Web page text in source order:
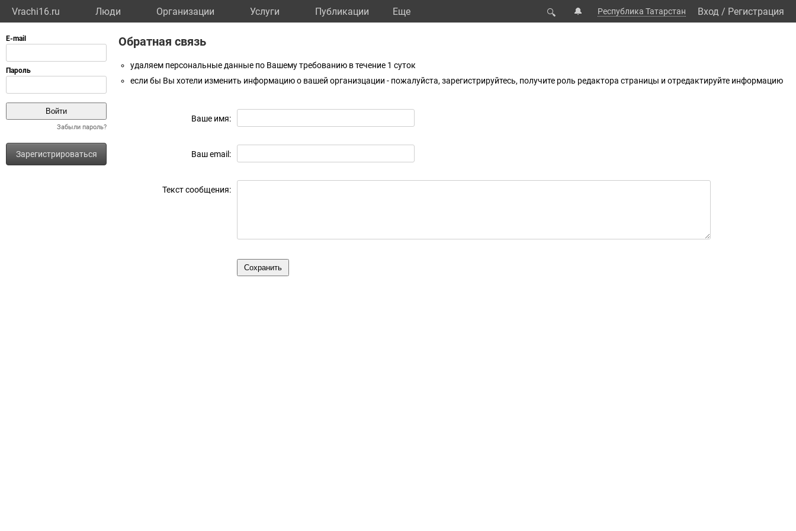
Vrachi16.ru Люди Организации Услуги Публикации Eще 🔍 🔔 Республика Татарстан Вход / Регистрация
Забыли пароль?
Зарегистрироваться
Обратная связь
удаляем персональные данные по Вашему требованию в течение 1 суток
если бы Вы хотели изменить информацию о вашей организцации - пожалуйста, зарегистрируйтесь, получите роль редактора страницы и отредактируйте информацию
Ваше имя:
Ваш email:
Текст сообщения: